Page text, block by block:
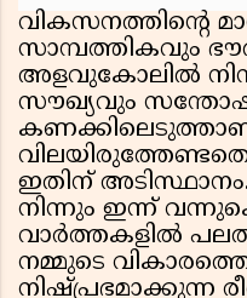
വികസനത്തിന്റെ
സാമ്പത്തികവും
അളവുകോലില്‍
സൗഖ്യവും
ഇതിന്
നിന്നും ഇന്ന്
വാർത്തകളിൽ
നമ്മുടെ
നിഷ്പ്രഭമാക്കുന്ന